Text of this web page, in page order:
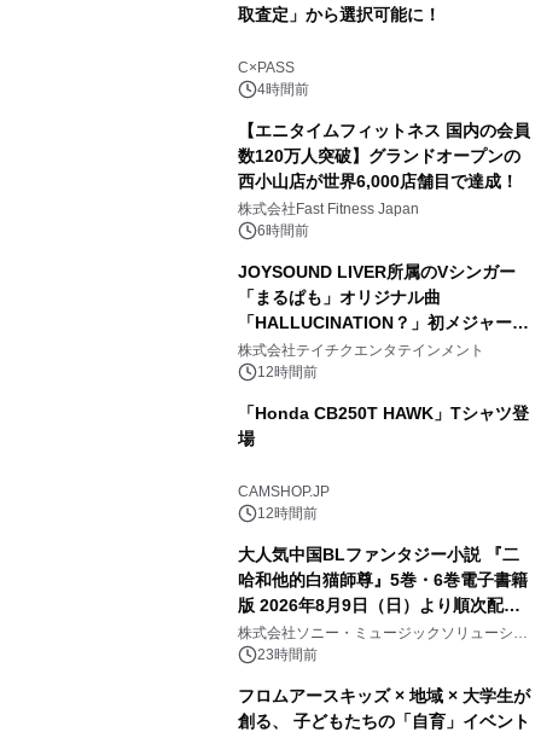
取査定」から選択可能に！
C×PASS
4時間前
【エニタイムフィットネス 国内の会員
数120万人突破】グランドオープンの
西小山店が世界6,000店舗目で達成！
株式会社Fast Fitness Japan
6時間前
JOYSOUND LIVER所属のVシンガー
「まるぱも」オリジナル曲
「HALLUCINATION？」初メジャー配
信リリース決定！
株式会社テイチクエンタテインメント
12時間前
「Honda CB250T HAWK」Tシャツ登
場
CAMSHOP.JP
12時間前
大人気中国BLファンタジー小説 『二
哈和他的白猫師尊』5巻・6巻電子書籍
版 2026年8月9日（日）より順次配信
開始
株式会社ソニー・ミュージックソリューショ
ンズ23時間前
フロムアースキッズ × 地域 × 大学生が
創る、 子どもたちの「自育」イベント